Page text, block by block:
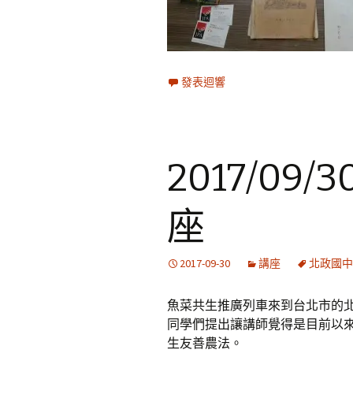
發表迴響
2017/09/
座
2017-09-30 講座 北政國中
魚菜共生推廣列車來到台北市的
同學們提出讓講師覺得是目前以
生友善農法。